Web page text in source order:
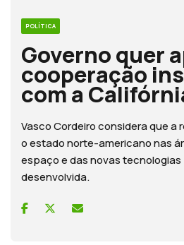
POLÍTICA
Governo quer
cooperação
com a
Vasco Cordeiro considera que a
o estado norte-americano nas
espaço e das novas tecnologias
desenvolvida.